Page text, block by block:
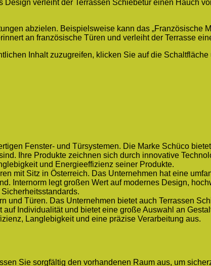
verleiht der Terrassen Schiebetür einen Hauch
abzielen. Beispielsweise kann das „Französische
an französische Türen und verleiht der Terrasse
Inhalt zuzugreifen, klicken Sie auf die
Fenster- und Türsystemen. Die Marke Schüco
Ihre Produkte zeichnen sich durch innovative
und Energieeffizienz seiner Produkte.
mit Sitz in Österreich. Das Unternehmen hat eine
Internorm legt großen Wert auf modernes Design,
und Türen. Das Unternehmen bietet auch Terrassen
Individualität und bietet eine große Auswahl an
Langlebigkeit und eine präzise Verarbeitung aus.
Sie sorgfältig den vorhandenen Raum aus, um